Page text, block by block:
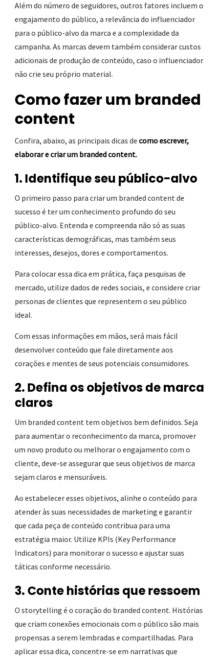
Além do número de seguidores, outros fatores incluem o
engajamento do público, a relevância do influenciador
para o público-alvo da marca e a complexidade da
campanha. As marcas devem também considerar custos
adicionais de produção de conteúdo, caso o influenciador
não crie seu próprio material.
Como fazer um branded
content
Confira, abaixo, as principais dicas de como escrever,
elaborar e criar um branded content.
1. Identifique seu público-alvo
O primeiro passo para criar um branded content de
sucesso é ter um conhecimento profundo do seu
público-alvo. Entenda e compreenda não só as suas
características demográficas, mas também seus
interesses, desejos, dores e comportamentos.
Para colocar essa dica em prática, faça pesquisas de
mercado, utilize dados de redes sociais, e considere criar
personas de clientes que representem o seu público
ideal.
Com essas informações em mãos, será mais fácil
desenvolver conteúdo que fale diretamente aos
corações e mentes de seus potenciais consumidores.
2. Defina os objetivos de marca
claros
Um branded content tem objetivos bem definidos. Seja
para aumentar o reconhecimento da marca, promover
um novo produto ou melhorar o engajamento com o
cliente, deve-se assegurar que seus objetivos de marca
sejam claros e mensuráveis.
Ao estabelecer esses objetivos, alinhe o conteúdo para
atender às suas necessidades de marketing e garantir
que cada peça de conteúdo contribua para uma
estratégia maior. Utilize KPIs (Key Performance
Indicators) para monitorar o sucesso e ajustar suas
táticas conforme necessário.
3. Conte histórias que ressoem
O storytelling é o coração do branded content. Histórias
que criam conexões emocionais com o público são mais
propensas a serem lembradas e compartilhadas. Para
aplicar essa dica, concentre-se em narrativas que